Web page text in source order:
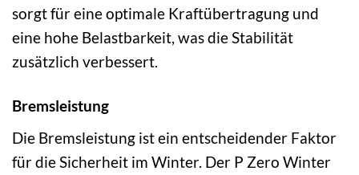
sorgt für eine optimale Kraftübertragung und
eine hohe Belastbarkeit, was die Stabilität
zusätzlich verbessert.
Bremsleistung
Die Bremsleistung ist ein entscheidender Faktor
für die Sicherheit im Winter. Der P Zero Winter